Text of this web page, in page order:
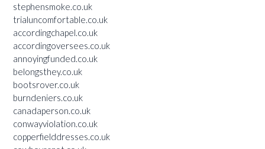
stephensmoke.co.uk
trialuncomfortable.co.uk
accordingchapel.co.uk
accordingoversees.co.uk
annoyingfunded.co.uk
belongsthey.co.uk
bootsrover.co.uk
burndeniers.co.uk
canadaperson.co.uk
conwayviolation.co.uk
copperfielddresses.co.uk